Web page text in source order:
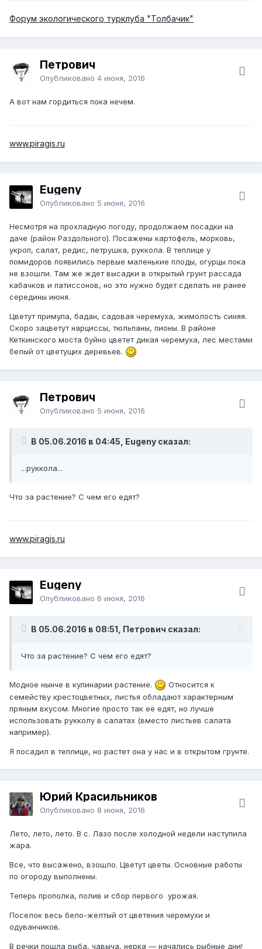
Форум экологического турклуба "Толбачик"
Петрович
Опубликовано 4 июня, 2016
А вот нам гордиться пока нечем.
www.piragis.ru
Eugeny
Опубликовано 5 июня, 2016
Несмотря на прохладную погоду, продолжаем посадки на
даче (район Раздольного). Посажены картофель, морковь,
укроп, салат, редис, петрушка, руккола. В теплице у
помидоров появились первые маленькие плоды, огурцы пока
не взошли. Там же ждет высадки в открытый грунт рассада
кабачков и патиссонов, но это нужно будет сделать не ранее
середины июня.
Цветут примула, бадан, садовая черемуха, жимолость синяя.
Скоро зацветут нарциссы, тюльпаны, пионы. В районе
Кеткинского моста буйно цветет дикая черемуха, лес местами
белый от цветущих деревьев.
Петрович
Опубликовано 5 июня, 2016
В 05.06.2016 в 04:45, Eugeny сказал:
...руккола...
Что за растение? С чем его едят?
www.piragis.ru
Eugeny
Опубликовано 6 июня, 2016
В 05.06.2016 в 08:51, Петрович сказал:
Что за растение? С чем его едят?
Модное нынче в кулинарии растение.
Относится к
семейству крестоцветных, листья обладают характерным
пряным вкусом. Многие просто так её едят, но лучше
использовать рукколу в салатах (вместо листьев салата
например).
Я посадил в теплице, но растет она у нас и в открытом грунте.
Юрий Красильников
Опубликовано 8 июня, 2016
Лето, лето, лето. В с. Лазо после холодной недели наступила
жара.
Все, что высажено, взошло. Цветут цветы. Основные работы
по огороду выполнены.
Теперь прополка, полив и сбор первого урожая.
Поселок весь бело-желтый от цветения черемухи и
одуванчиков.
В речки пошла рыба, чавыча, нерка — начались рыбные дни!